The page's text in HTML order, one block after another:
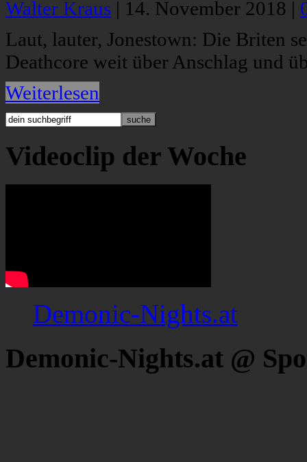
Walter Kraus | 14. November 2018 |
Laut, lauter, Jonestown: Die Briten
Deathcore weit über Anschlag und
Weiterlesen
Videoclip der Woche
Demonic-Nights.at
Demonic-Nights.at @